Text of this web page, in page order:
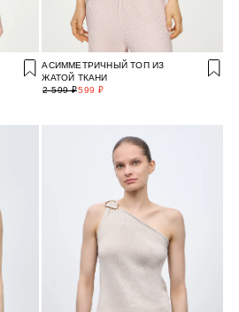
АСИММЕТРИЧНЫЙ ТОП ИЗ
ЖАТОЙ ТКАНИ
599 ₽
2 599 ₽